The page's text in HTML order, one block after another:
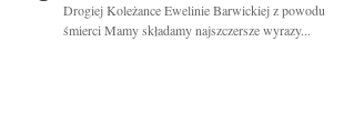
Drogiej Koleżance Ewelinie Barwickiej z powodu
śmierci Mamy składamy najszczersze wyrazy...